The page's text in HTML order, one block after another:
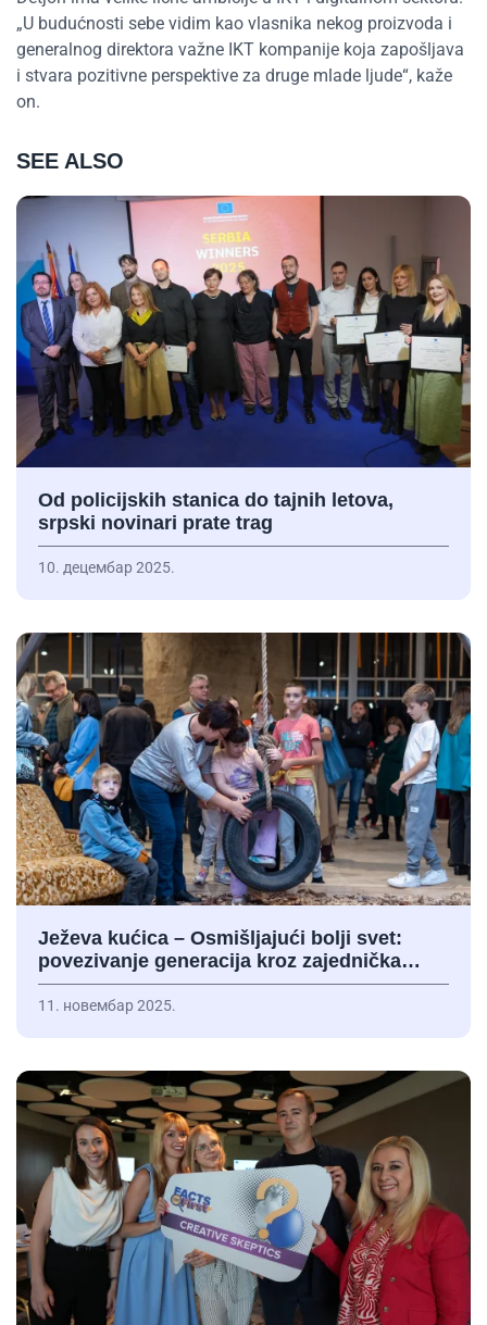
„U budućnosti sebe vidim kao vlasnika nekog proizvoda i
generalnog direktora važne IKT kompanije koja zapošljava
i stvara pozitivne perspektive za druge mlade ljude“, kaže
on.
SEE ALSO
Od policijskih stanica do tajnih letova,
srpski novinari prate trag
10. децембар 2025.
Ježeva kućica – Osmišljajući bolji svet:
povezivanje generacija kroz zajednička…
11. новембар 2025.